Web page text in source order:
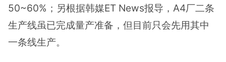
50~60%；另根据韩媒ET News报导，A4厂二条
生产线虽已完成量产准备，但目前只会先用其中
一条线生产。